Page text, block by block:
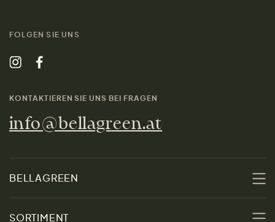
FOLGEN SIE UNS
KONTAKTIEREN SIE UNS BEI FRAGEN
info@bellagreen.at
BELLAGREEN
SORTIMENT